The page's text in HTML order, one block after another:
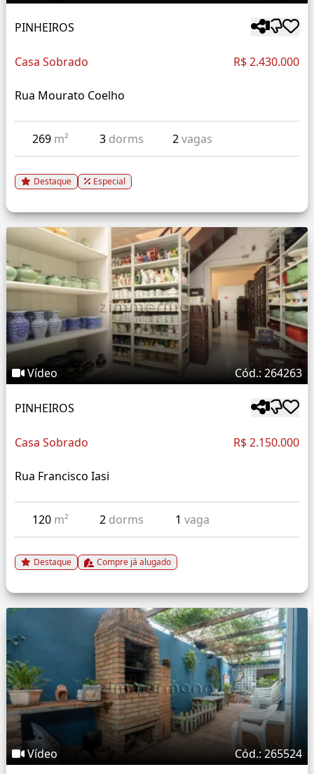
PINHEIROS
Casa Sobrado R$ 2.430.000
Rua Mourato Coelho
269 m² 3 dorms 2vagas
Destaque Especial
Vídeo Cód.: 264263
PINHEIROS
Casa Sobrado R$ 2.150.000
Rua Francisco Iasi
120 m² 2 dorms 1vaga
Destaque Compre já alugado
Vídeo Cód.: 265524